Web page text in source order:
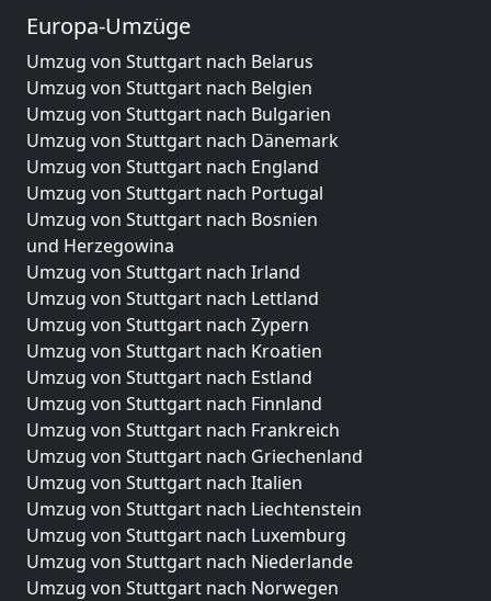
Europa-Umzüge
Umzug von Stuttgart nach Belarus
Umzug von Stuttgart nach Belgien
Umzug von Stuttgart nach Bulgarien
Umzug von Stuttgart nach Dänemark
Umzug von Stuttgart nach England
Umzug von Stuttgart nach Portugal
Umzug von Stuttgart nach Bosnien
und Herzegowina
Umzug von Stuttgart nach Irland
Umzug von Stuttgart nach Lettland
Umzug von Stuttgart nach Zypern
Umzug von Stuttgart nach Kroatien
Umzug von Stuttgart nach Estland
Umzug von Stuttgart nach Finnland
Umzug von Stuttgart nach Frankreich
Umzug von Stuttgart nach Griechenland
Umzug von Stuttgart nach Italien
Umzug von Stuttgart nach Liechtenstein
Umzug von Stuttgart nach Luxemburg
Umzug von Stuttgart nach Niederlande
Umzug von Stuttgart nach Norwegen